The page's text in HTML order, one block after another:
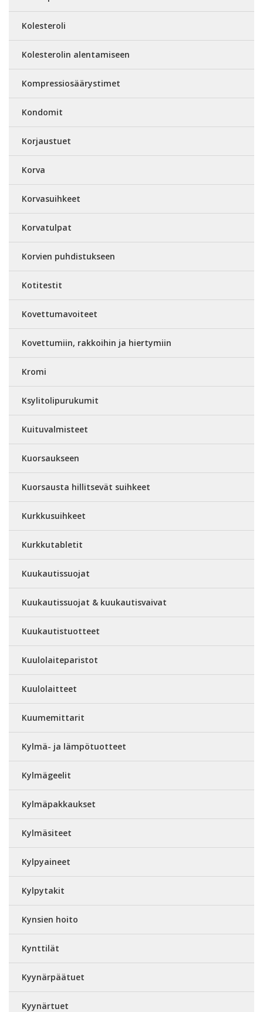
Kolesteroli
Kolesterolin alentamiseen
Kompressiosäärystimet
Kondomit
Korjaustuet
Korva
Korvasuihkeet
Korvatulpat
Korvien puhdistukseen
Kotitestit
Kovettumavoiteet
Kovettumiin, rakkoihin ja hiertymiin
Kromi
Ksylitolipurukumit
Kuituvalmisteet
Kuorsaukseen
Kuorsausta hillitsevät suihkeet
Kurkkusuihkeet
Kurkkutabletit
Kuukautissuojat
Kuukautissuojat & kuukautisvaivat
Kuukautistuotteet
Kuulolaiteparistot
Kuulolaitteet
Kuumemittarit
Kylmä- ja lämpötuotteet
Kylmägeelit
Kylmäpakkaukset
Kylmäsiteet
Kylpyaineet
Kylpytakit
Kynsien hoito
Kynttilät
Kyynärpäätuet
Kyynärtuet